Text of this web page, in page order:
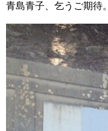
青島青子、乞うご期待。